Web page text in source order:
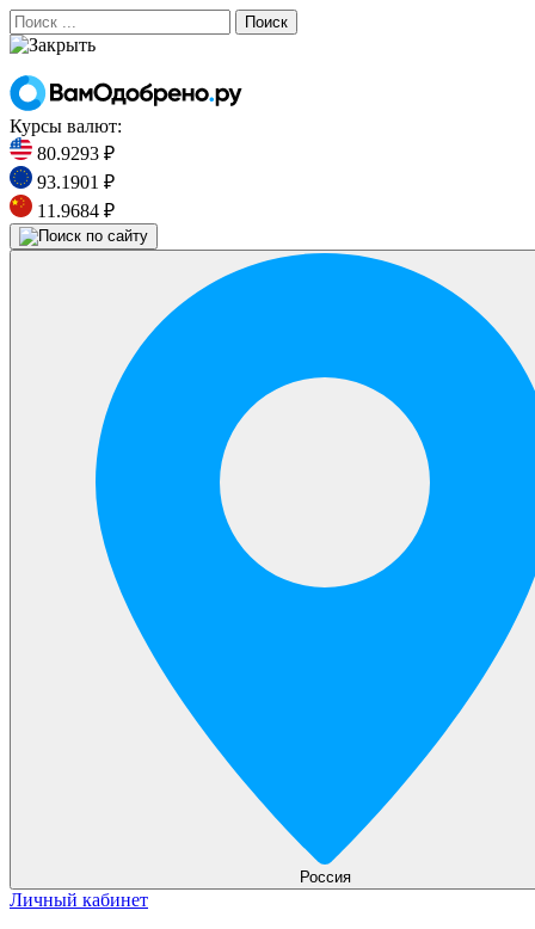
Поиск
Курсы валют:
80.9293 ₽
93.1901 ₽
11.9684 ₽
Россия
Личный кабинет